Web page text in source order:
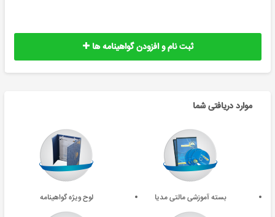
ثبت نام و افزودن گواهینامه ها
موارد دریافتی شما
بسته آموزشی مالتی مدیا لوح ویژه گواهینامه